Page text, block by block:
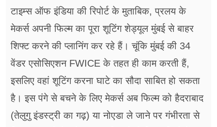
टाइम्स ऑफ इंडिया की रिपोर्ट के मुताबिक, प्रलय के
मेकर्स अपनी फिल्म का पूरा शूटिंग शेड्यूल मुंबई से बाहर
शिफ्ट करने की प्लानिंग कर रहे हैं। चूंकि मुंबई की 34
वेंडर एसोसिएशन FWICE के तहत ही काम करती हैं,
इसलिए वहां शूटिंग करना घाटे का सौदा साबित हो सकता
है। इस पंगे से बचने के लिए मेकर्स अब फिल्म को हैदराबाद
(तेलुगु इंडस्ट्री का गढ़) या नोएडा ले जाने पर गंभीरता से